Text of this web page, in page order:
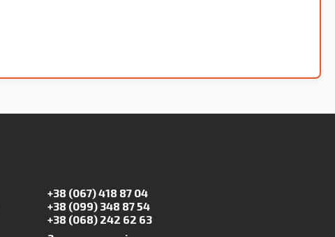
+38 (067) 418 87 04
+38 (099) 348 87 54
+38 (068) 242 62 63